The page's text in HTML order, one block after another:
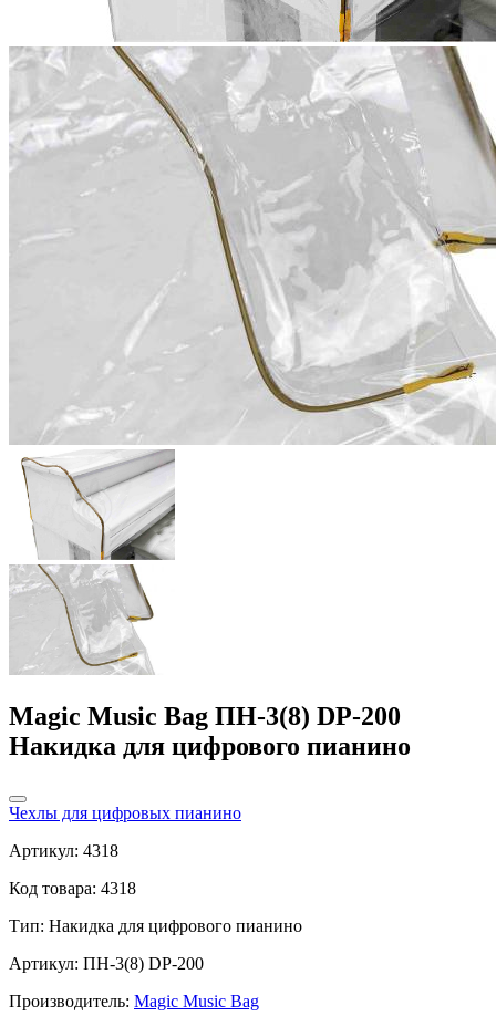
Magic Music Bag ПН-3(8) DP-200
Накидка для цифрового пианино
Чехлы для цифровых пианино
Артикул: 4318
Код товара: 4318
Тип: Накидка для цифрового пианино
Артикул: ПН-3(8) DP-200
Производитель: Magic Music Bag